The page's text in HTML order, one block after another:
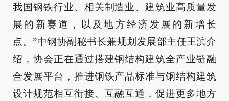
我国钢铁行业、相关制造业、建筑业高质量发
展的新赛道，以及地方经济发展的新增长
点。”中钢协副秘书长兼规划发展部主任王滨介
绍，协会正在通过搭建钢结构建筑全产业链融
合发展平台，推进钢铁产品标准与钢结构建筑
设计规范相互衔接、互融互通，促进更多地方